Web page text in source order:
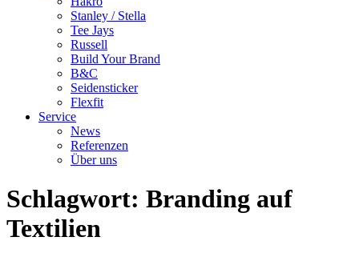
Stanley / Stella
Tee Jays
Russell
Build Your Brand
B&C
Seidensticker
Flexfit
Service
News
Referenzen
Über uns
Schlagwort: Branding auf
Textilien